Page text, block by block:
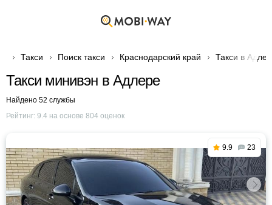
Такси Поиск такси Краснодарский край Такси в
Такси минивэн в Адлере
Найдено 52 службы
Рейтинг: 9.4 на основе 804 оценок
9.9 23